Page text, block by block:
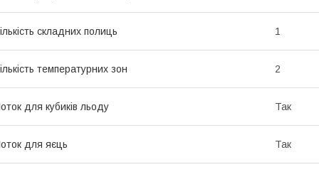
складних полиць 1
температурних зон 2
для кубиків льоду Так
для яєць Так